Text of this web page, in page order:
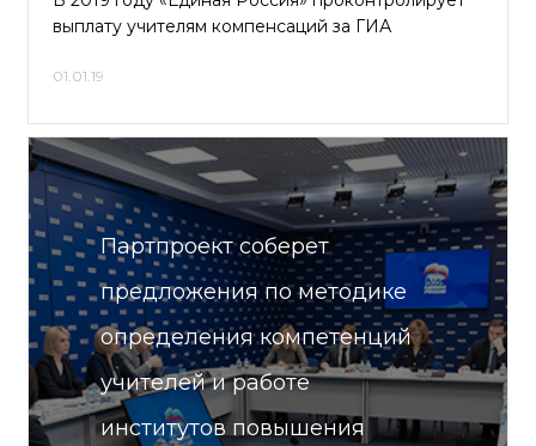
выплату учителям компенсаций за ГИА
01.01.19
Партпроект соберет
предложения по методике
определения компетенций
учителей и работе
институтов повышения